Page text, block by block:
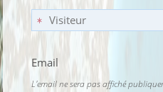
Email
L'email ne sera pas affiché